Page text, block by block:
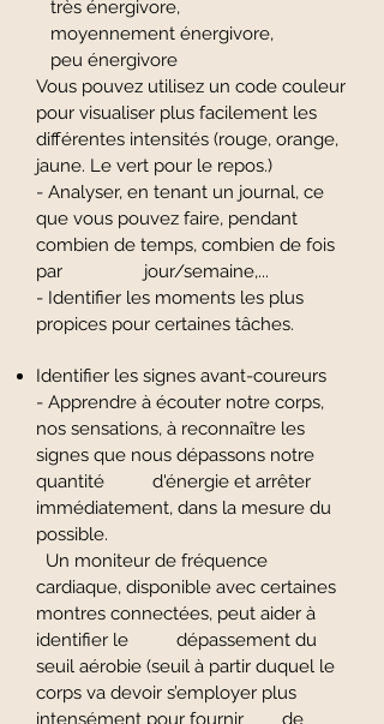
très énergivore,
moyennement énergivore,
peu énergivore
Vous pouvez utilisez un code couleur
pour visualiser plus facilement les
différentes intensités (rouge, orange,
jaune. Le vert pour le repos.)
- Analyser, en tenant un journal, ce
que vous pouvez faire, pendant
combien de temps, combien de fois
par jour/semaine,...
- Identifier les moments les plus
propices pour certaines tâches.
Identifier les signes avant-coureurs
- Apprendre à écouter notre corps,
nos sensations, à reconnaître les
signes que nous dépassons notre
quantité d'énergie et arrêter
immédiatement, dans la mesure du
possible.
Un moniteur de fréquence
cardiaque, disponible avec certaines
montres connectées, peut aider à
identifier le dépassement du
seuil aérobie (seuil à partir duquel le
corps va devoir s’employer plus
intensément pour fournir de